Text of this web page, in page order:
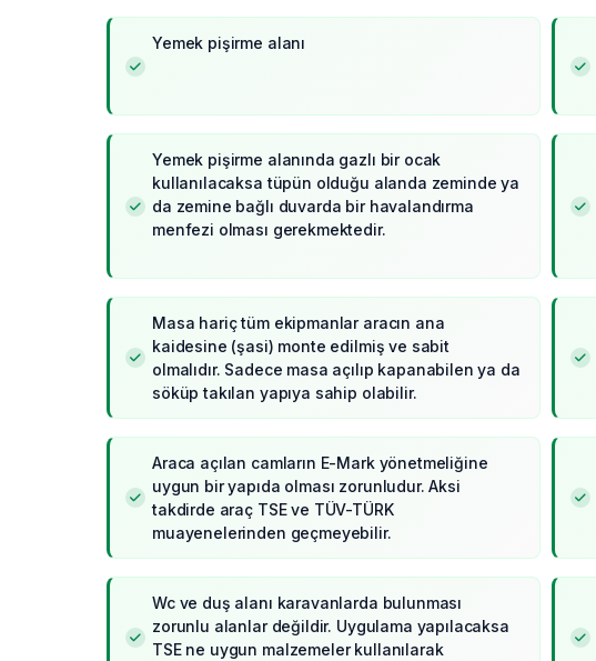
Yemek pişirme alanı
Yemek pişirme alanında gazlı bir ocak
kullanılacaksa tüpün olduğu alanda zeminde ya
da zemine bağlı duvarda bir havalandırma
menfezi olması gerekmektedir.
Masa hariç tüm ekipmanlar aracın ana
kaidesine (şasi) monte edilmiş ve sabit
olmalıdır. Sadece masa açılıp kapanabilen ya da
söküp takılan yapıya sahip olabilir.
Araca açılan camların E-Mark yönetmeliğine
uygun bir yapıda olması zorunludur. Aksi
takdirde araç TSE ve TÜV-TÜRK
muayenelerinden geçmeyebilir.
Wc ve duş alanı karavanlarda bulunması
zorunlu alanlar değildir. Uygulama yapılacaksa
TSE ne uygun malzemeler kullanılarak